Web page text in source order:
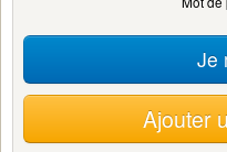
Je
Ajouter